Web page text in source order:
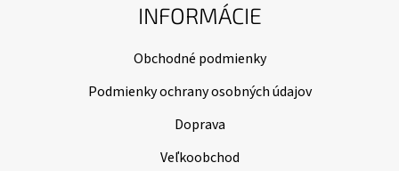
INFORMÁCIE
Obchodné podmienky
Podmienky ochrany osobných údajov
Doprava
Veľkoobchod